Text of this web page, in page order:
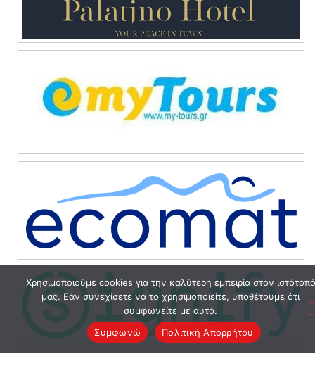
Χρησιμοποιούμε cookies για την καλύτερη εμπειρία στον ιστότοπό
μας. Εάν συνεχίσετε να το χρησιμοποιείτε, υποθέτουμε ότι
συμφωνείτε με αυτό.
Συμφωνώ
Πολιτική Απορρήτου